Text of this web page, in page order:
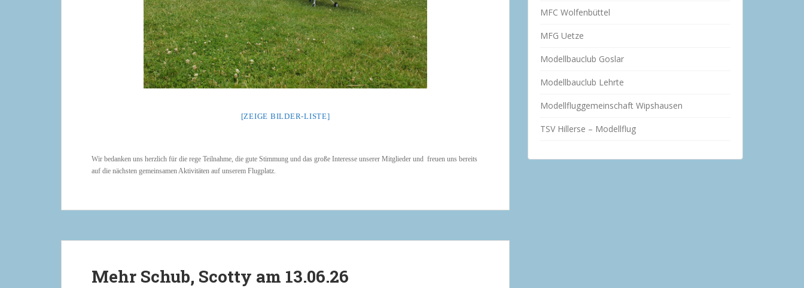
[ZEIGE BILDER-LISTE]
Wir bedanken uns herzlich für die rege Teilnahme, die gute Stimmung und das große Interesse unserer Mitglieder und freuen uns bereits
auf die nächsten gemeinsamen Aktivitäten auf unserem Flugplatz.
Mehr Schub, Scotty am 13.06.26
MFC Wolfenbüttel
MFG Uetze
Modellbauclub Goslar
Modellbauclub Lehrte
Modellfluggemeinschaft Wipshausen
TSV Hillerse – Modellflug